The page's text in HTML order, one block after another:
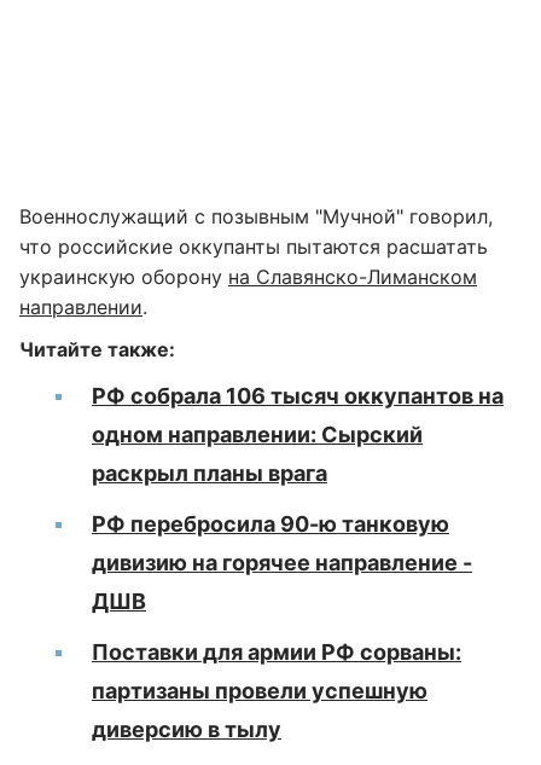
Военнослужащий с позывным "Мучной" говорил,
что российские оккупанты пытаются расшатать
украинскую оборону на Славянско-Лиманском
направлении.
Читайте также:
РФ собрала 106 тысяч оккупантов на
одном направлении: Сырский
раскрыл планы врага
РФ перебросила 90-ю танковую
дивизию на горячее направление -
ДШВ
Поставки для армии РФ сорваны:
партизаны провели успешную
диверсию в тылу